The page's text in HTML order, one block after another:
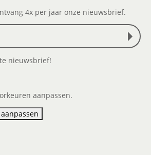
4x per jaar onze nieuwsbrief.
nieuwsbrief!
aanpassen.